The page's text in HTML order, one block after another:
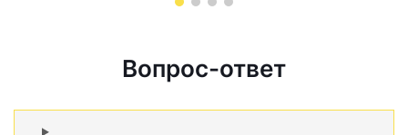
Вопрос-ответ